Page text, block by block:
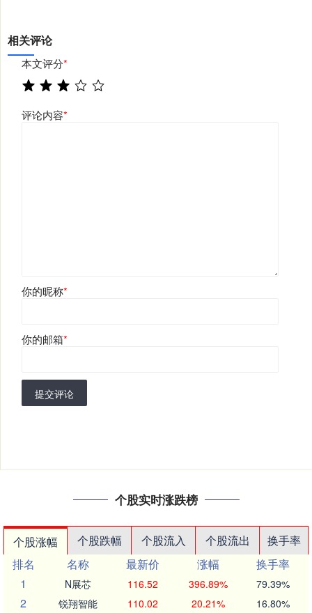
相关评论
本文评分*
评论内容*
你的昵称*
你的邮箱*
提交评论
个股实时涨跌榜
个股涨幅 个股跌幅 个股流入 个股流出
换手率
排名
名称 最新价 涨幅
换手率
1
N展芯 116.52 396.89% 79.39%
2 锐翔智能 110.02 20.21% 16.80%